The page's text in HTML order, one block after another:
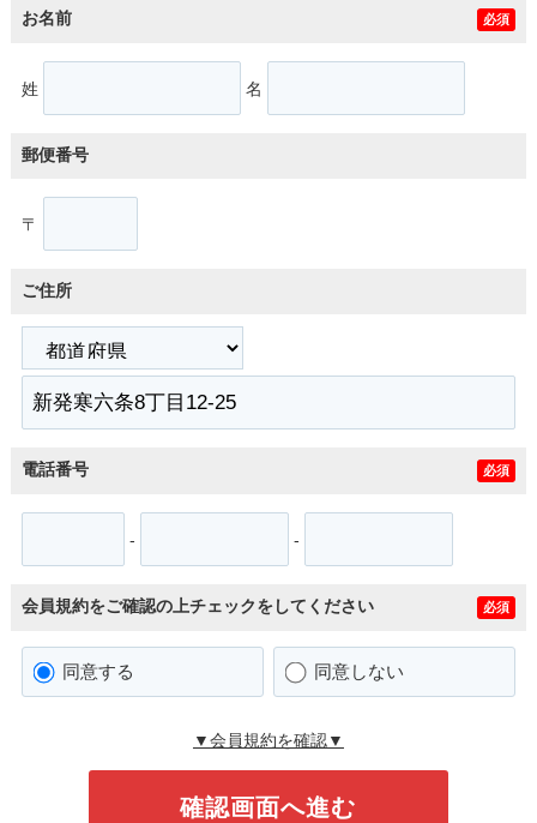
お名前 必須
姓 名
郵便番号
〒
ご住所
電話番号 必須
- -
会員規約をご確認の上チェックをしてください 必須
同意する 同意しない
▼会員規約を確認▼